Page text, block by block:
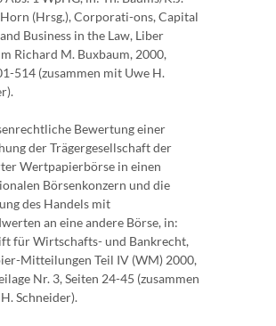
(Hrsg.), Corporati-ons, Capital
Business in the Law, Liber
Richard M. Buxbaum, 2000,
514 (zusammen mit Uwe H.
Bewertung einer
der Trägergesellschaft der
Wertpapierbörse in einen
Börsenkonzern und die
des Handels mit
an eine andere Börse, in:
für Wirtschafts- und Bankrecht,
Mitteilungen Teil IV (WM) 2000,
Nr. 3, Seiten 24-45 (zusammen
Schneider).